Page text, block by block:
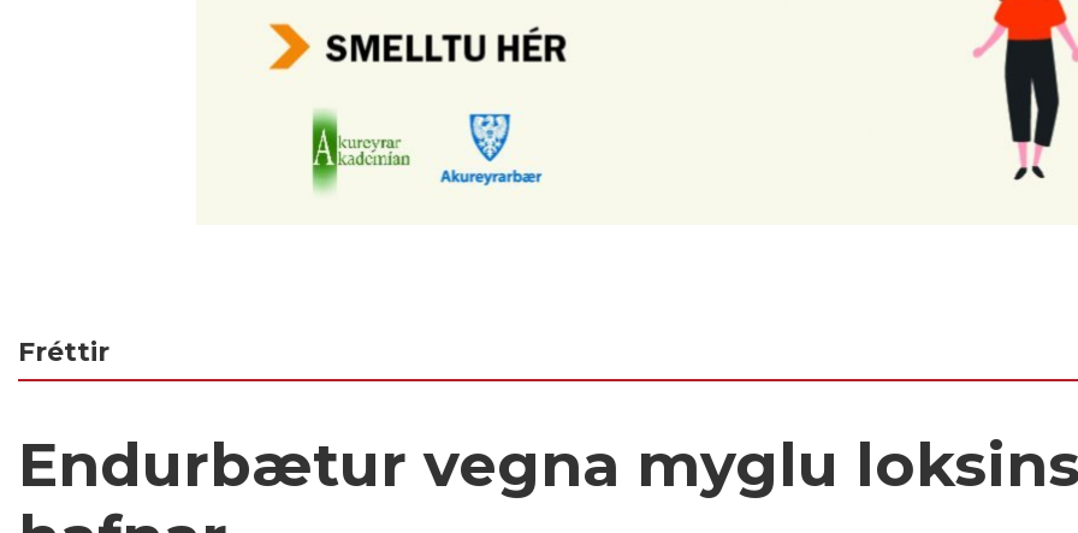
Fréttir
Endurbætur vegna myglu